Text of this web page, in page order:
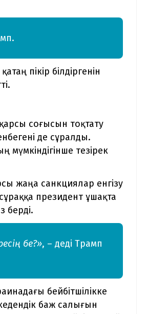
пікір білдіргенін
соғысын тоқтату
де сұралды.
тезірек
жаңа санкциялар енгізу
президент ұшақта
берді.
бе?», – деді Трамп
бейбітшілікке
баж салығын